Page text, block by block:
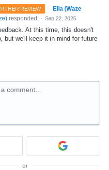
REVIEW ·
Ella (Waze
) responded · Sep 22, 2025
At this time, this doesn't
but we'll keep it in mind for future
comment…
or